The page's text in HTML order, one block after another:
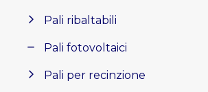
Pali ribaltabili
Pali fotovoltaici
Pali per recinzione